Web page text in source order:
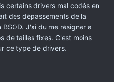
certains drivers mal codés en
des dépassements de la
J'ai du me résigner a
de tailles fixes. C'est moins
ce type de drivers.